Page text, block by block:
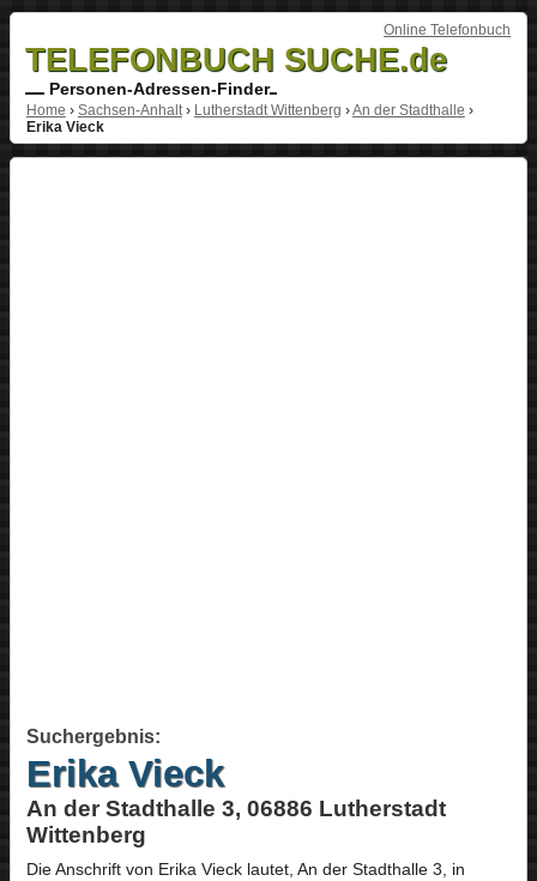
Online Telefonbuch
TELEFONBUCH SUCHE.de
Personen-Adressen-Finder
Home › Sachsen-Anhalt› Lutherstadt Wittenberg ›An der Stadthalle ›
Erika Vieck
Suchergebnis:
Erika Vieck
An der Stadthalle 3, 06886 Lutherstadt
Wittenberg
Die Anschrift von Erika Viecklautet, An der Stadthalle 3, in